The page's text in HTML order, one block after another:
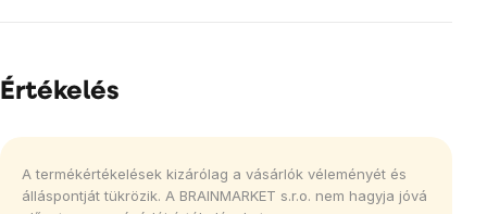
Értékelés
A termékértékelések kizárólag a vásárlók véleményét és
álláspontját tükrözik. A BRAINMARKET s.r.o. nem hagyja jóvá